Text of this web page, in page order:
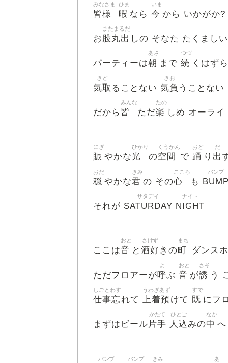
皆様
みなさま
暇
ひま
なら 今
いま
から いかがか?
お股丸出
またまるだ
しの そなた たくましい
パーティーは朝
あさ
まで 続
つづ
くはず
気取
きど
ることない 気負
きお
うことない
だから 皆
みんな
ただ楽
たの
しめ オーライ
賑
にぎ
やかな光
ひかり
の空間
くうかん
で 踊
おど
り 出
だ
穏
おだ
やかな君
きみ
の その心
こころ
も BUMP
バンプ
それが SATURDAY
サタデイ
NIGHT
ナイト
ここは音
おと
と 酒好
さけず
きの町
まち
ダンス
ただフロアーが呼
よ
ぶ 音
おと
が誘
さそ
う
仕事忘
しごとわす
れて 上着預
うわぎあず
けて 既
すで
にフ
まずはビール片手
かたて
人込
ひとご
みの中
なか
バンプ バンプ きみ あ